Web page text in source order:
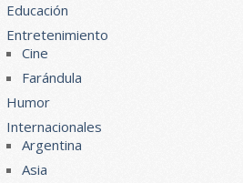
Educación
Entretenimiento
Cine
Farándula
Humor
Internacionales
Argentina
Asia